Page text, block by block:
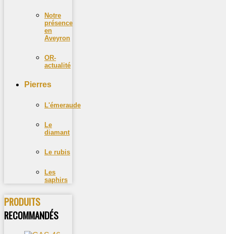
Notre
présence
en
Aveyron
OR-
actualité
Pierres
L'émeraude
Le
diamant
Le rubis
Les
saphirs
PRODUITS
RECOMMANDÉS